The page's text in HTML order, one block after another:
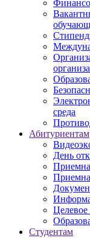
среда
Абитуриентам
День
Целевое
Студентам